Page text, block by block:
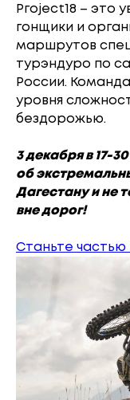
Ргоjесt18 – это
гонщики и
маршрутов
турэндуро по
России.
уровня
бездорожью.
3 декабря в 17-
об
Дагестану и не
вне дорог!
Станьте